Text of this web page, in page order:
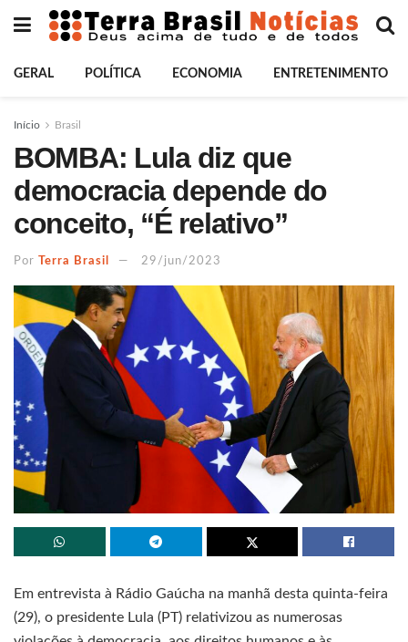
GERAL POLÍTICA ECONOMIA ENTRETENIMENTO
Início Brasil
BOMBA: Lula diz que
democracia depende do
conceito, “É relativo”
Por Terra Brasil 29/jun/2023
Em entrevista à Rádio Gaúcha na manhã desta quinta-feira
(29), o presidente Lula (PT) relativizou as numerosas